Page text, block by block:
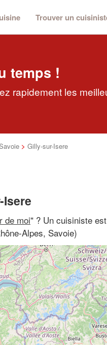
Trouver un
temps !
rapidement les
> Gilly-sur-Isere
de moi" ? Un cuisiniste est
Alpes, Savoie)